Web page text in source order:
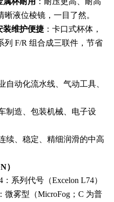
晰液位棱镜，一 目了然。
装维护便捷：卡口式杯体，
列 F/R 组合成三联件，节省
自动化流水线、气动工具、
制造、包装机械、电子设
续、稳定、精细润滑的中高
）
：系列代号（Excelon L74）
微雾型（MicroFog；C 为普